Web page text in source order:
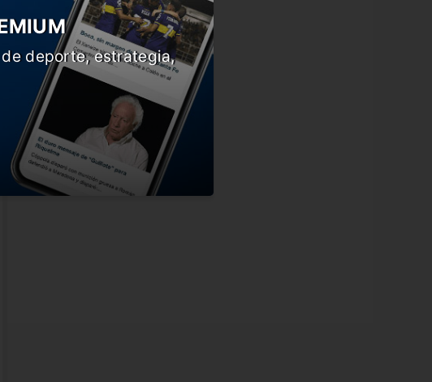
deporte, estrategia,